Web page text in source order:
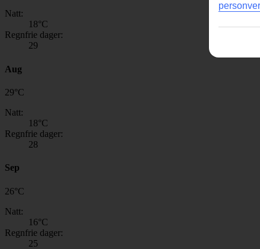
Natt:
18°C
Regnfrie dager:
29
Aug
29°C
Natt:
18°C
Regnfrie dager:
28
Sep
26°C
Natt:
16°C
Regnfrie dager:
25